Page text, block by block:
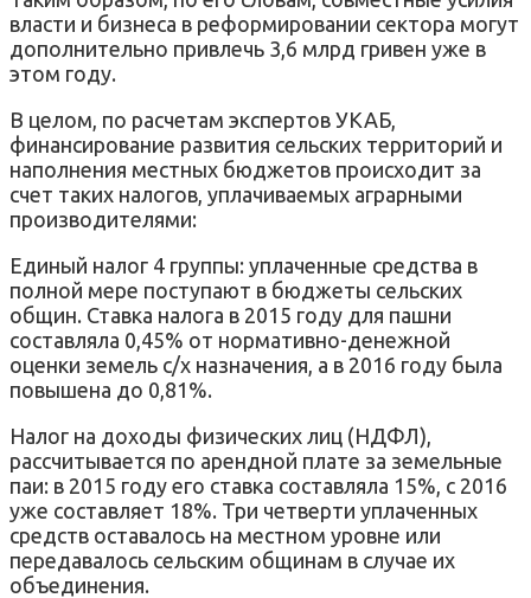
власти и бизнеса в реформировании сектора могут
дополнительно привлечь 3,6 млрд гривен уже в
этом году.
В целом, по расчетам экспертов УКАБ,
финансирование развития сельских территорий и
наполнения местных бюджетов происходит за
счет таких налогов, уплачиваемых аграрными
производителями:
Единый налог 4 группы: уплаченные средства в
полной мере поступают в бюджеты сельских
общин. Ставка налога в 2015 году для пашни
составляла 0,45% от нормативно-денежной
оценки земель с/х назначения, а в 2016 году была
повышена до 0,81%.
Налог на доходы физических лиц (НДФЛ),
рассчитывается по арендной плате за земельные
паи: в 2015 году его ставка составляла 15%, с 2016
уже составляет 18%. Три четверти уплаченных
средств оставалось на местном уровне или
передавалось сельским общинам в случае их
объединения.